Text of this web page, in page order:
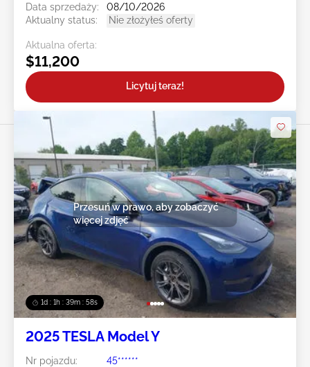
Data sprzedaży:
08/10/2026
Aktualny status:
Nie złożyłeś oferty
Aktualna oferta:
$11,200
Licytuj teraz!
1d : 1h : 39m : 55s
Przesuń w prawo, aby zobaczyć
więcej zdjęć
2025 TESLA Model Y
Nr pojazdu:
45******